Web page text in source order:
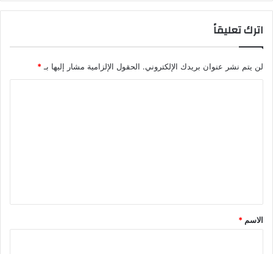
اترك تعليقاً
لن يتم نشر عنوان بريدك الإلكتروني. الحقول الإلزامية مشار إليها بـ *
*
الاسم *